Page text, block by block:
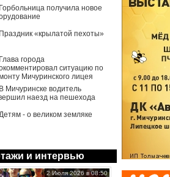
Горбольница получила новое
Праздник «крылатой пехоты»
Глава города
ситуацию по
Мичуринского лицея
В Мичуринске водитель
наезд на пешехода
- о великом земляке
и интервью
2 Июля 2026 в 08:50